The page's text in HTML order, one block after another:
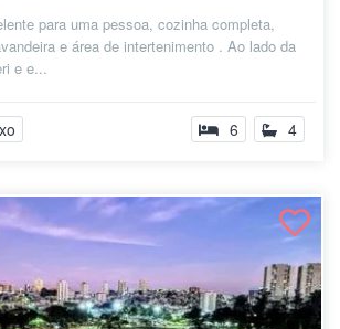
para uma pessoa, cozinha completa,
e área de intertenimento . Ao lado da
e e...
6 4